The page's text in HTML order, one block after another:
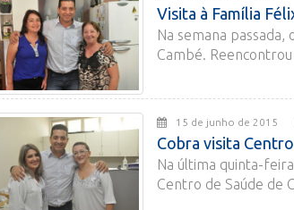
Visita à Família
Na semana
Cambé.
15 de junho de 2015
Cobra visita
Na última quinta-
Centro de Saúde de